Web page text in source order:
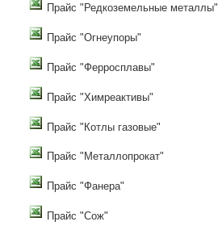
Прайс "Редкоземельные металлы"
Прайс "Огнеупоры"
Прайс "Ферросплавы"
Прайс "Химреактивы"
Прайс "Котлы газовые"
Прайс "Металлопрокат"
Прайс "Фанера"
Прайс "Сож"